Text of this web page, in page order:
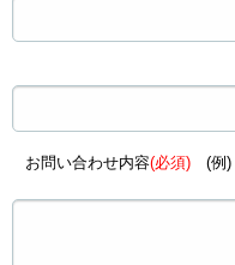
お問い合わせ内容(必須) (例)